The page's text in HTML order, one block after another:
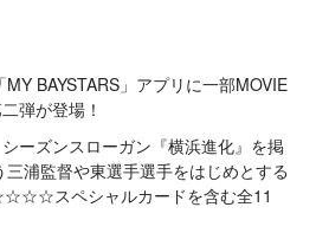
BAYSTARS」アプリに一部MOVIE
弾が登場！
ーズンスローガン『横浜進化』を掲
浦監督や東選手選手をはじめとする
スペシャルカードを含む全11